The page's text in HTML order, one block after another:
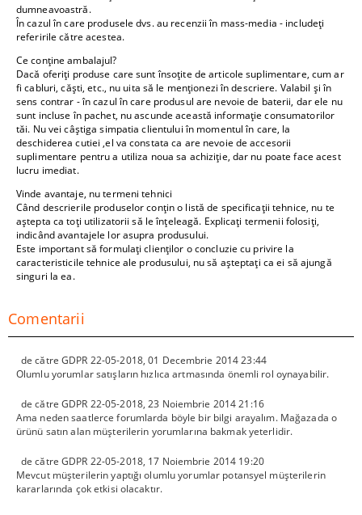
dumneavoastră.
În cazul în care produsele dvs. au recenzii în mass-media - includeți
referirile către acestea.
Ce conține ambalajul?
Dacă oferiți produse care sunt însoțite de articole suplimentare, cum ar
fi cabluri, căști, etc., nu uita să le menționezi în descriere. Valabil și în
sens contrar - în cazul în care produsul are nevoie de baterii, dar ele nu
sunt incluse în pachet, nu ascunde această informație consumatorilor
tăi. Nu vei câștiga simpatia clientului în momentul în care, la
deschiderea cutiei ,el va constata ca are nevoie de accesorii
suplimentare pentru a utiliza noua sa achiziție, dar nu poate face acest
lucru imediat.
Vinde avantaje, nu termeni tehnici
Când descrierile produselor conțin o listă de specificații tehnice, nu te
aștepta ca toți utilizatorii să le înțeleagă. Explicați termenii folosiți,
indicând avantajele lor asupra produsului.
Este important să formulați clienților o concluzie cu privire la
caracteristicile tehnice ale produsului, nu să așteptați ca ei să ajungă
singuri la ea.
Comentarii
de cătreGDPR 22-05-2018,01 Decembrie 2014 23:44
Olumlu yorumlar satışların hızlıca artmasında önemli rol oynayabilir.
de cătreGDPR 22-05-2018,23 Noiembrie 2014 21:16
Ama neden saatlerce forumlarda böyle bir bilgi arayalım. Mağazada o
ürünü satın alan müşterilerin yorumlarına bakmak yeterlidir.
de cătreGDPR 22-05-2018, 17 Noiembrie 2014 19:20
Mevcut müşterilerin yaptığı olumlu yorumlar potansyel müşterilerin
kararlarında çok etkisi olacaktır.